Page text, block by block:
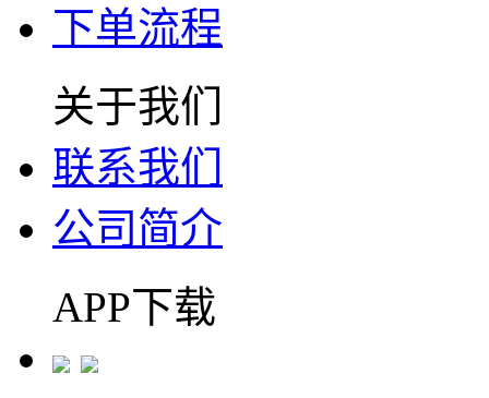
下单流程
关于我们
联系我们
公司简介
APP下载